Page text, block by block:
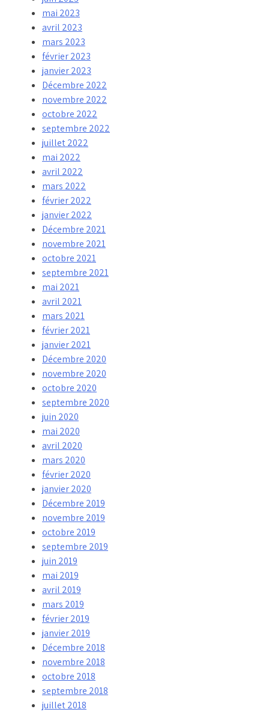
mai 2023
avril 2023
mars 2023
février 2023
janvier 2023
Décembre 2022
novembre 2022
octobre 2022
septembre 2022
juillet 2022
mai 2022
avril 2022
mars 2022
février 2022
janvier 2022
Décembre 2021
novembre 2021
octobre 2021
septembre 2021
mai 2021
avril 2021
mars 2021
février 2021
janvier 2021
Décembre 2020
novembre 2020
octobre 2020
septembre 2020
juin 2020
mai 2020
avril 2020
mars 2020
février 2020
janvier 2020
Décembre 2019
novembre 2019
octobre 2019
septembre 2019
juin 2019
mai 2019
avril 2019
mars 2019
février 2019
janvier 2019
Décembre 2018
novembre 2018
octobre 2018
septembre 2018
juillet 2018